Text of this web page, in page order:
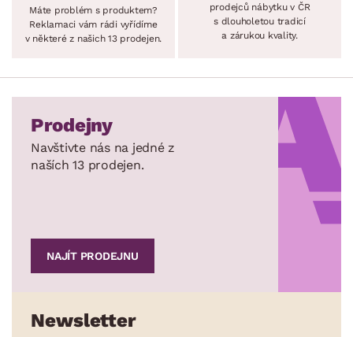
Máte problém s produktem?
Reklamaci vám rádi vyřídíme
v některé z našich 13 prodejen.
prodejců nábytku v ČR
s dlouholetou tradicí
a zárukou kvality.
Prodejny
Navštivte nás na jedné z
naších 13 prodejen.
NAJÍT PRODEJNU
Newsletter